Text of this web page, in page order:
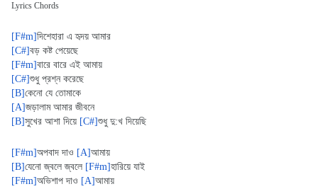
Lyrics Chords
[F#m]দিশেহারা এ হৃদয় আমার
[C#]বড় কষ্ট পেয়েছে
[F#m]বারে বারে এই আমায়
[C#]
শুধু ‌প্রশ্ন ‌‌করেছে
[B]কেনো যে তোমাকে
[A]জড়ালাম আমার জীবনে
[B]সুখের আশা দিয়ে [C#]শুধু দু:খ দিয়েছি
[F#m]অপবাদ দাও [A]আমায়
[B]যেনো জ্বলে জ্বলে [F#m]হারিয়ে যাই
[F#m]অভিশাপ দাও [A]আমায়